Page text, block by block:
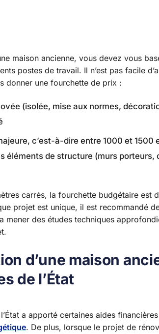
maison ancienne, vous devez vous
postes de travail. Il n’est pas facile
donner une fourchette de prix :
(isolée, mise aux normes,
c’est-à-dire entre 1000 et 1500
éléments de structure (murs porteurs,
carrés, la fourchette budgétaire est
projet est unique, il est recommandé
des études techniques
d’une maison
de l’État
a apporté certaines aides
. De plus, lorsque le projet de